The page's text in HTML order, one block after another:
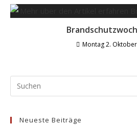
Montag 2.
Neueste Beiträge